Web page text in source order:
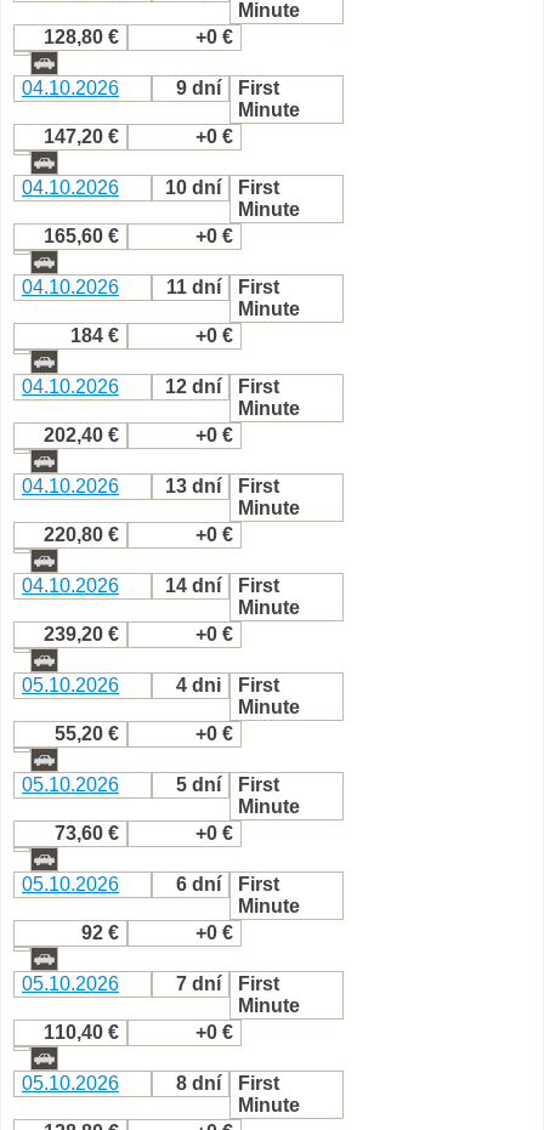
Minute
128,80 €
+0 €
04.10.2026 9 dní
First
Minute
147,20 €
+0 €
04.10.2026 10 dní
First
Minute
165,60 €
+0 €
04.10.2026 11 dní
First
Minute
184 €
+0 €
04.10.2026 12 dní
First
Minute
202,40 €
+0 €
04.10.2026 13 dní
First
Minute
220,80 €
+0 €
04.10.2026 14 dní
First
Minute
239,20 €
+0 €
05.10.2026 4 dni
First
Minute
55,20 €
+0 €
05.10.2026 5 dní
First
Minute
73,60 €
+0 €
05.10.2026 6 dní
First
Minute
92 €
+0 €
05.10.2026 7 dní
First
Minute
110,40 €
+0 €
05.10.2026 8 dní
First
Minute